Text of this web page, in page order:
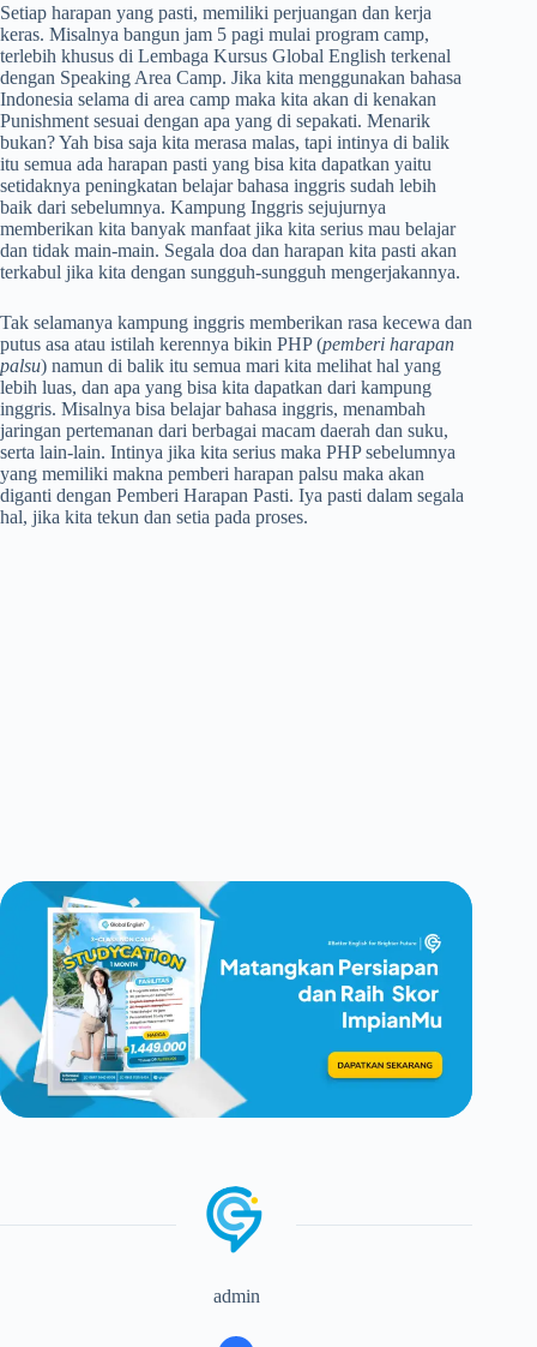
Setiap harapan yang pasti, memiliki perjuangan dan kerja
keras. Misalnya bangun jam 5 pagi mulai program camp,
terlebih khusus di Lembaga Kursus Global English terkenal
dengan Speaking Area Camp. Jika kita menggunakan bahasa
Indonesia selama di area camp maka kita akan di kenakan
Punishment sesuai dengan apa yang di sepakati. Menarik
bukan? Yah bisa saja kita merasa malas, tapi intinya di balik
itu semua ada harapan pasti yang bisa kita dapatkan yaitu
setidaknya peningkatan belajar bahasa inggris sudah lebih
baik dari sebelumnya. Kampung Inggris sejujurnya
memberikan kita banyak manfaat jika kita serius mau belajar
dan tidak main-main. Segala doa dan harapan kita pasti akan
terkabul jika kita dengan sungguh-sungguh mengerjakannya.
Tak selamanya kampung inggris memberikan rasa kecewa dan
putus asa atau istilah kerennya bikin PHP (pemberi harapan
palsu) namun di balik itu semua mari kita melihat hal yang
lebih luas, dan apa yang bisa kita dapatkan dari kampung
inggris. Misalnya bisa belajar bahasa inggris, menambah
jaringan pertemanan dari berbagai macam daerah dan suku,
serta lain-lain. Intinya jika kita serius maka PHP sebelumnya
yang memiliki makna pemberi harapan palsu maka akan
diganti dengan Pemberi Harapan Pasti. Iya pasti dalam segala
hal, jika kita tekun dan setia pada proses.
admin